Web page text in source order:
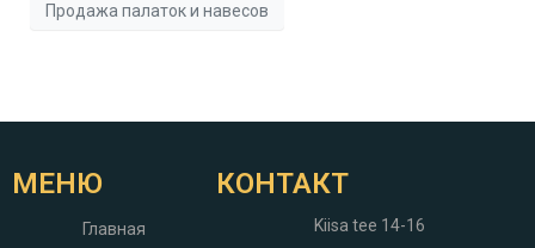
Продажа палаток и навесов
МЕНЮ
Главная
КОНТАКТ
Kiisa tee 14-16